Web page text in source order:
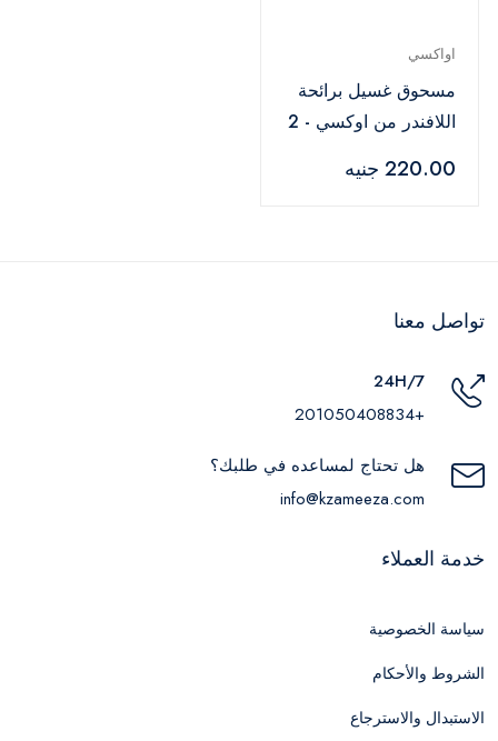
اواكسي
مسحوق غسيل برائحة
اللافندر من اوكسي - 2
220.00 جنيه
تواصل معنا
24H/7
+201050408834
هل تحتاج لمساعده في طلبك؟
info@kzameeza.com
خدمة العملاء
سياسة الخصوصية
الشروط والأحكام
الاستبدال والاسترجاع